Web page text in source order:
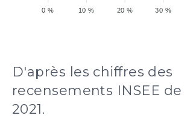
30 %
20 %
10 %
0 %
D'après les chiffres des
recensements INSEE de
2021.